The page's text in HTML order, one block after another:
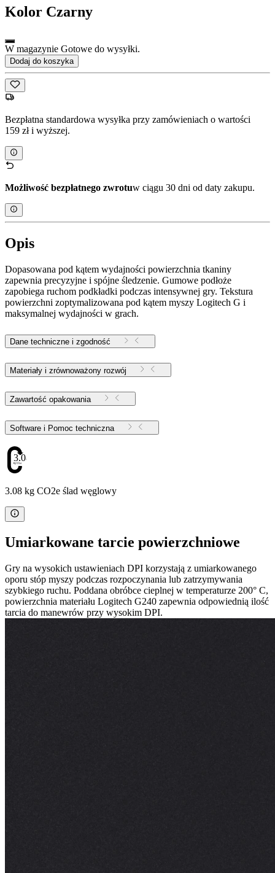
Kolor Czarny
W magazynie Gotowe do wysyłki.
Dodaj do koszyka
Bezpłatna standardowa wysyłka przy zamówieniach o wartości
159 zł i wyższej.
Możliwość bezpłatnego zwrotuw ciągu 30 dni od daty zakupu.
Opis
Dopasowana pod kątem wydajności powierzchnia tkaniny
zapewnia precyzyjne i spójne śledzenie. Gumowe podłoże
zapobiega ruchom podkładki podczas intensywnej gry. Tekstura
powierzchni zoptymalizowana pod kątem myszy Logitech G i
maksymalnej wydajności w grach.
Dane techniczne i zgodność
Materiały i zrównoważony rozwój
Zawartość opakowania
Software i Pomoc techniczna
3.08
3.08 kg CO2e ślad węglowy
Umiarkowane tarcie powierzchniowe
Gry na wysokich ustawieniach DPI korzystają z umiarkowanego
oporu stóp myszy podczas rozpoczynania lub zatrzymywania
szybkiego ruchu. Poddana obróbce cieplnej w temperaturze 200° C,
powierzchnia materiału Logitech G240 zapewnia odpowiednią ilość
tarcia do manewrów przy wysokim DPI.